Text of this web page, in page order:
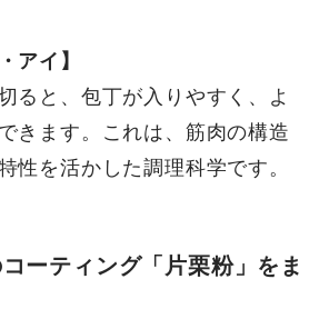
アイ】
ると、包丁が入りやすく、よ
きます。これは、筋肉の構造
性を活かした調理科学です。
ーティング「片栗粉」をま